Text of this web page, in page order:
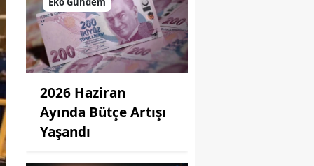
2026 Haziran
Ayında Bütçe Artışı
Yaşandı